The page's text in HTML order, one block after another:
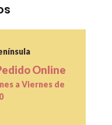
Online
a Viernes de